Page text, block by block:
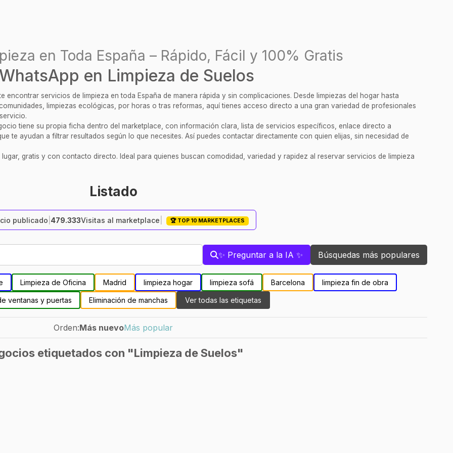
en Toda España – Rápido, Fácil y 100% Gratis
en Limpieza de Suelos
encontrar servicios de limpieza en toda España de manera rápida y sin complicaciones. Desde limpiezas del hogar hasta
limpiezas ecológicas, por horas o tras reformas, aquí tienes acceso directo a una gran variedad de profesionales
tiene su propia ficha dentro del marketplace, con información clara, lista de servicios específicos, enlace directo a
te ayudan a filtrar resultados según lo que necesites. Así puedes contactar directamente con quien elijas, sin necesidad de
gratis y con contacto directo. Ideal para quienes buscan comodidad, variedad y rapidez al reservar servicios de limpieza
Listado
publicado 479.333Visitas al marketplace 🏆 TOP 10 MARKETPLACES
✨ Preguntar a la IA ✨ Búsquedas más populares
Limpieza de Oficina Madrid limpieza hogar limpieza sofá Barcelona limpieza fin de obra
ventanas y puertas Eliminación de manchas Ver todas las etiquetas
Orden:Más nuevoMás popular
etiquetados con "Limpieza de Suelos"